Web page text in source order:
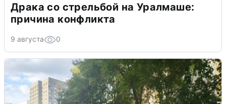
Драка со стрельбой на Уралмаше:
причина конфликта
9 августа 0